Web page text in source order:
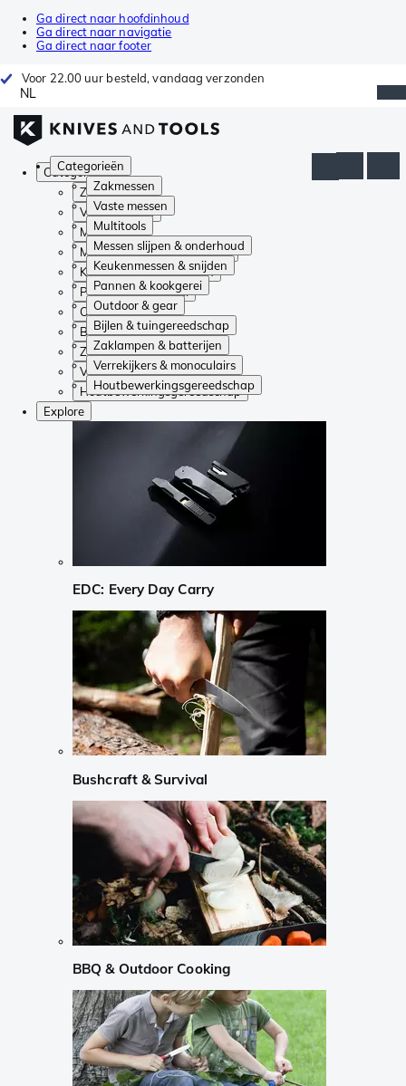
Ga direct naar hoofdinhoud
Ga direct naar navigatie
Ga direct naar footer
Voor 22.00 uur besteld, vandaag verzonden
NL
Categorieën
Zakmessen
Vaste messen
Multitools
Messen slijpen & onderhoud
Keukenmessen & snijden
Pannen & kookgerei
Outdoor & gear
Bijlen & tuingereedschap
Zaklampen & batterijen
Verrekijkers & monoculairs
Houtbewerkingsgereedschap
Categorieën
Zakmessen
Vaste messen
Multitools
Messen slijpen & onderhoud
Keukenmessen & snijden
Pannen & kookgerei
Outdoor & gear
Bijlen & tuingereedschap
Zaklampen & batterijen
Verrekijkers & monoculairs
Houtbewerkingsgereedschap
Explore
EDC: Every Day Carry
Bushcraft & Survival
BBQ & Outdoor Cooking